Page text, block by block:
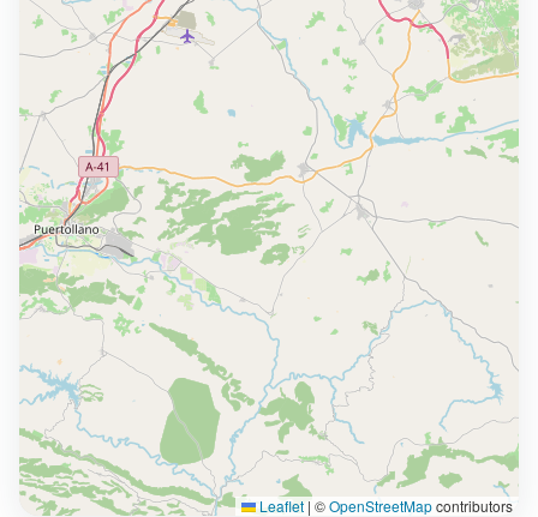
Leaflet | ©OpenStreetMapcontributors